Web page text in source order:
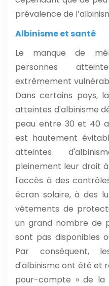
prévalence de
Albinisme et santé
Le manque de
personnes
extrêmement
Dans certains pays,
atteintes d'albinisme
peau entre 30 et 40
est hautement
atteintes
pleinement leur droit
l'accès à des
écran solaire, à des
vêtements de
un grand nombre de
sont pas disponibles
Par conséquent,
d'albinisme ont été et
pour-compte » de la